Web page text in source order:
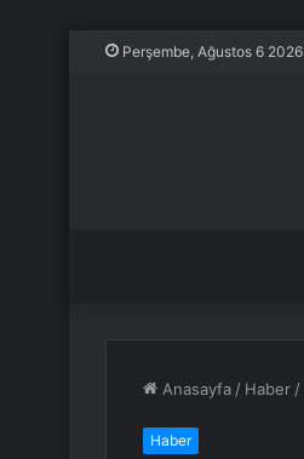
Perşembe, Ağustos 6 2026
Anasayfa / Haber /
Haber